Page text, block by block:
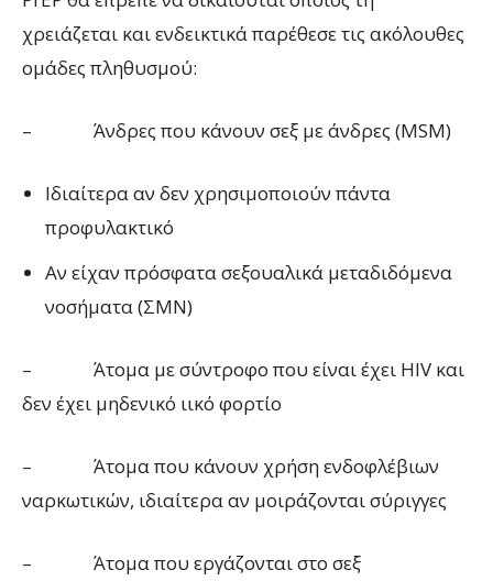
χρειάζεται και ενδεικτικά παρέθεσε τις ακόλουθες
ομάδες πληθυσμού:
– Άνδρες που κάνουν σεξ με άνδρες (MSM)
Ιδιαίτερα αν δεν χρησιμοποιούν πάντα
προφυλακτικό
Αν είχαν πρόσφατα σεξουαλικά μεταδιδόμενα
νοσήματα (ΣΜΝ)
– Άτομα με σύντροφο που είναι έχει HIV και
δεν έχει μηδενικό ιικό φορτίο
– Άτομα που κάνουν χρήση ενδοφλέβιων
ναρκωτικών, ιδιαίτερα αν μοιράζονται σύριγγες
– Άτομα που εργάζονται στο σεξ